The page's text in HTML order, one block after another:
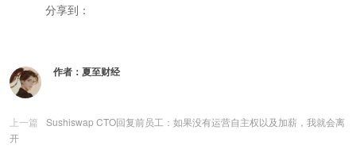
分享到：
作者： 夏至财经
上一篇
Sushiswap CTO回复前员工：如果没有运营自主权以及加薪，我就会离
开